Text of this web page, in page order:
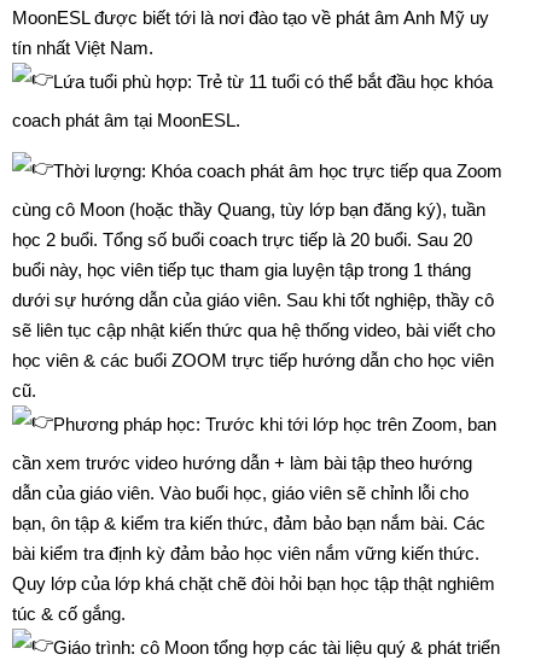
MoonESL được biết tới là nơi đào tạo về phát âm Anh Mỹ uy
tín nhất Việt Nam.
Lứa tuổi phù hợp: Trẻ từ 11 tuổi có thể bắt đầu học khóa
coach phát âm tại MoonESL.
Thời lượng: Khóa coach phát âm học trực tiếp qua Zoom
cùng cô Moon (hoặc thầy Quang, tùy lớp bạn đăng ký), tuần
học 2 buổi. Tổng số buổi coach trực tiếp là 20 buổi. Sau 20
buổi này, học viên tiếp tục tham gia luyện tập trong 1 tháng
dưới sự hướng dẫn của giáo viên. Sau khi tốt nghiệp, thầy cô
sẽ liên tục cập nhật kiến thức qua hệ thống video, bài viết cho
học viên & các buổi ZOOM trực tiếp hướng dẫn cho học viên
cũ.
Phương pháp học: Trước khi tới lớp học trên Zoom, ban
cần xem trước video hướng dẫn + làm bài tập theo hướng
dẫn của giáo viên. Vào buổi học, giáo viên sẽ chỉnh lỗi cho
bạn, ôn tập & kiểm tra kiến thức, đảm bảo bạn nắm bài. Các
bài kiểm tra định kỳ đảm bảo học viên nắm vững kiến thức.
Quy lớp của lớp khá chặt chẽ đòi hỏi bạn học tập thật nghiêm
túc & cố gắng.
Giáo trình: cô Moon tổng hợp các tài liệu quý & phát triển